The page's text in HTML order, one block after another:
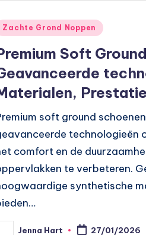
Zachte Grond Noppen
Soft
soft ground
technologieën
comfort en de
te verbeteren.
synthetische
Jenna Hart 27/01/2026